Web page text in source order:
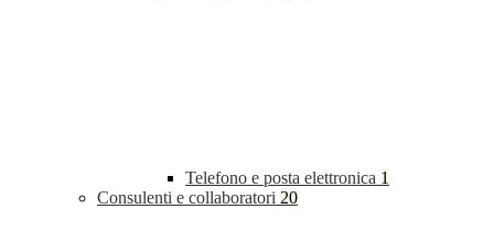
Telefono e posta elettronica 1
Consulenti e collaboratori 20